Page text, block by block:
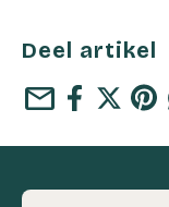
Deel artikel
mail